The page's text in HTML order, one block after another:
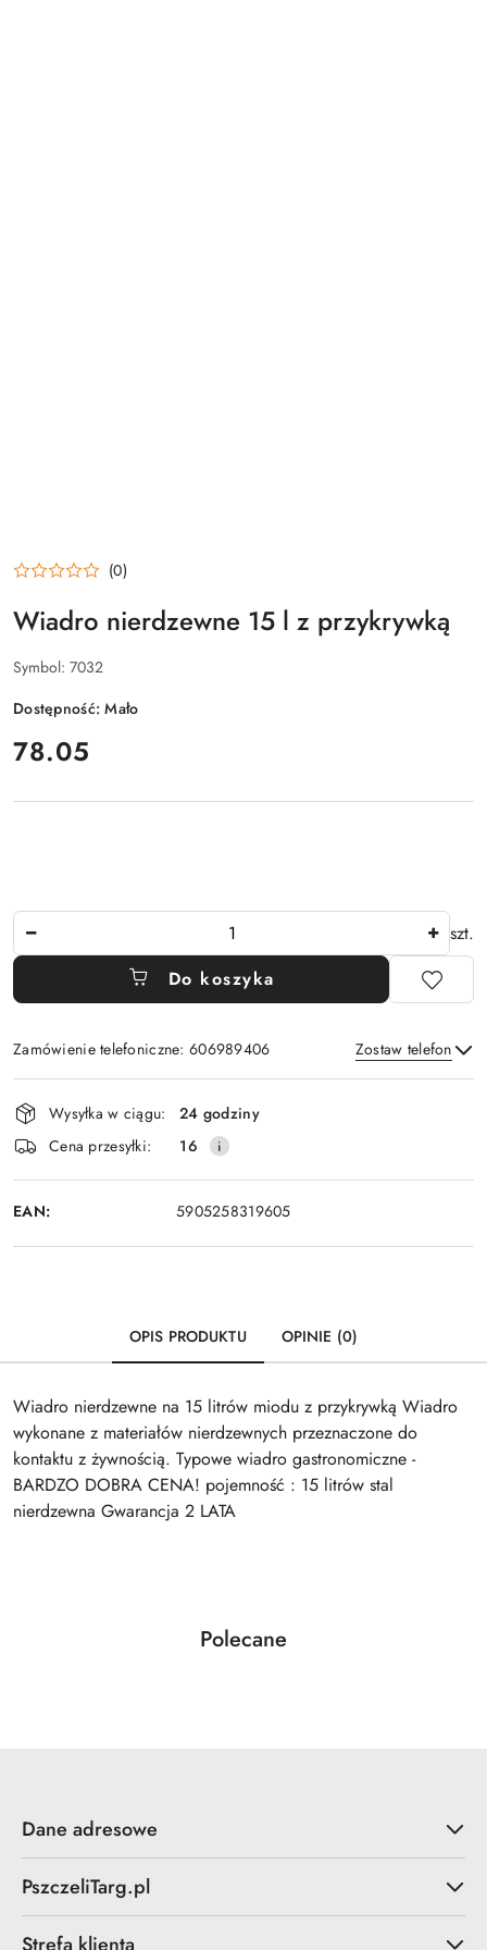
(0)
Wiadro nierdzewne 15 l z przykrywką
Symbol: 7032
Dostępność:Mało
cena:
78.05
szt.
Do koszyka
Zamówienie telefoniczne: 606989406 Zostaw telefon
Wyślij
Dostępność
i
dostawa
Wysyłka w ciągu:
24 godziny
Cena przesyłki:
16
EAN: 5905258319605
OPIS PRODUKTU OPINIE (0)
Wiadro nierdzewne na 15 litrów miodu z przykrywką Wiadro
wykonane z materiałów nierdzewnych przeznaczone do
kontaktu z żywnością. Typowe wiadro gastronomiczne -
BARDZO DOBRA CENA! pojemność : 15 litrów stal
nierdzewna Gwarancja 2 LATA
Pomiń karuzelę produktów
Produkty
Polecane
Dane adresowe
PszczeliTarg.pl